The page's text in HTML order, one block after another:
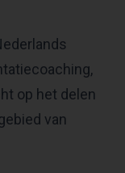
op het delen
van